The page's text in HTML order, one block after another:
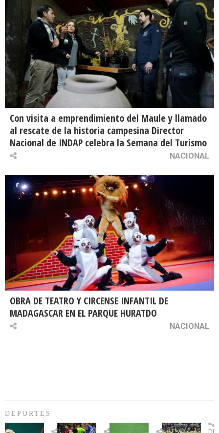
Con visita a emprendimiento del Maule y llamado
al rescate de la historia campesina Director
Nacional de INDAP celebra la Semana del Turismo
NACIONAL
OBRA DE TEATRO Y CIRCENSE INFANTIL DE
MADAGASCAR EN EL PARQUE HURATDO
NACIONAL
DEPORTES
Billie
U.
Copa